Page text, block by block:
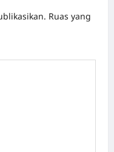
Ruas yang